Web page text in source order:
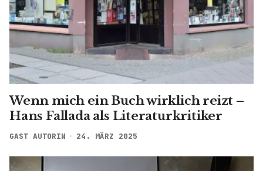
Wenn mich ein Buch wirklich reizt –
Hans Fallada als Literaturkritiker
GAST AUTORIN 24. MÄRZ 2025